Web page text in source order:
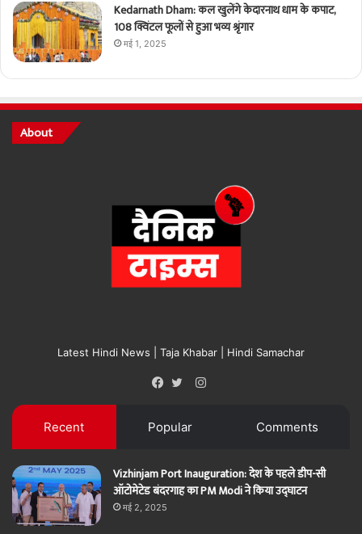
Kedarnath Dham: कल खुलेंगे केदारनाथ धाम के कपाट,
108 क्विंटल फूलों से हुआ भव्य श्रृंगार
मई 1, 2025
About
Latest Hindi News | Taja Khabar | Hindi Samachar
Instagram
Recent Popular Comments
Vizhinjam Port Inauguration: देश के पहले डीप-सी
ऑटोमेटेड बंदरगाह का PM Modi ने किया उद्घाटन
मई 2, 2025